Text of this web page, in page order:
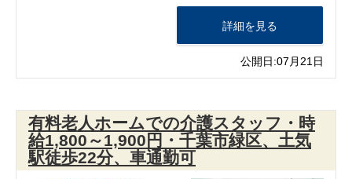
詳細を見る
公開日:07月21日
有料老人ホームでの介護スタッフ・時
給1,800～1,900円・千葉市緑区、土気
駅徒歩22分、車通勤可